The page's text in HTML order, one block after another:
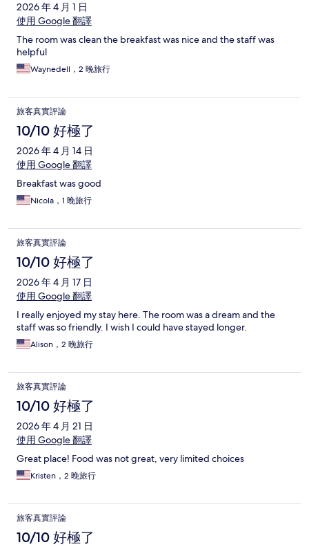
2026 年 4 月 1 日
使用 Google 翻譯
The room was clean the breakfast was nice and the staff was
helpful
Waynedell，2 晚旅行
旅客真實評論
10/10 好極了
2026 年 4 月 14 日
使用 Google 翻譯
Breakfast was good
Nicola，1 晚旅行
旅客真實評論
10/10 好極了
2026 年 4 月 17 日
使用 Google 翻譯
I really enjoyed my stay here. The room was a dream and the
staff was so friendly. I wish I could have stayed longer.
Alison，2 晚旅行
旅客真實評論
10/10 好極了
2026 年 4 月 21 日
使用 Google 翻譯
Great place! Food was not great, very limited choices
Kristen，2 晚旅行
旅客真實評論
10/10 好極了